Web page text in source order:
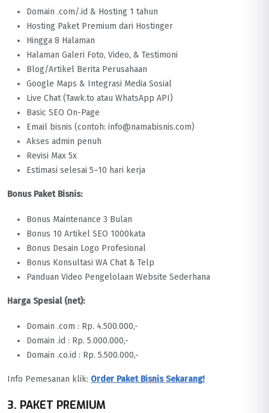
Domain .com/.id & Hosting 1 tahun
Hosting Paket Premium dari Hostinger
Hingga 8 Halaman
Halaman Galeri Foto, Video, & Testimoni
Blog/Artikel Berita Perusahaan
Google Maps & Integrasi Media Sosial
Live Chat (Tawk.to atau WhatsApp API)
Basic SEO On-Page
Email bisnis (contoh: info@namabisnis.com)
Akses admin penuh
Revisi Max 5x
Estimasi selesai 5–10 hari kerja
Bonus Paket Bisnis:
Bonus Maintenance 3 Bulan
Bonus 10 Artikel SEO 1000kata
Bonus Desain Logo Profesional
Bonus Konsultasi WA Chat & Telp
Panduan Video Pengelolaan Website Sederhana
Harga Spesial (net):
Domain .com : Rp. 4.500.000,-
Domain .id : Rp. 5.000.000,-
Domain .co.id : Rp. 5.500.000,-
Info Pemesanan klik: Order Paket Bisnis Sekarang!
3. PAKET PREMIUM